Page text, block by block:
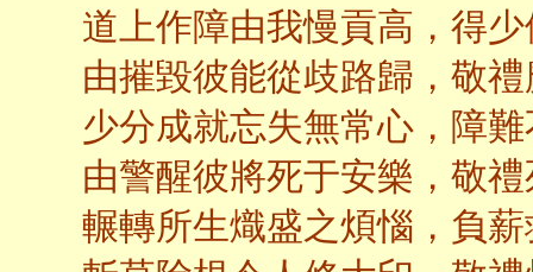
道上作障由我慢貢高，得
由摧毀彼能從歧路歸，敬
少分成就忘失無常心，障
由警醒彼將死于安樂，敬
輾轉所生熾盛之煩惱，負